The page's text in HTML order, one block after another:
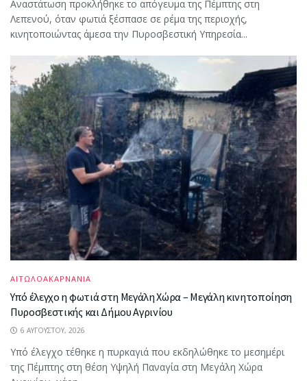
Αναστάτωση προκλήθηκε το απόγευμα της Πέμπτης στη
Λεπενού, όταν φωτιά ξέσπασε σε ρέμα της περιοχής,
κινητοποιώντας άμεσα την Πυροσβεστική Υπηρεσία...
ΑΙΤΩΛΟΑΚΑΡΝΑΝΙΑ
Υπό έλεγχο η φωτιά στη Μεγάλη Χώρα – Μεγάλη κινητοποίηση
Πυροσβεστικής και Δήμου Αγρινίου
6 ΑΥΓΟΎΣΤΟΥ, 2026
Υπό έλεγχο τέθηκε η πυρκαγιά που εκδηλώθηκε το μεσημέρι
της Πέμπτης στη θέση Υψηλή Παναγία στη Μεγάλη Χώρα